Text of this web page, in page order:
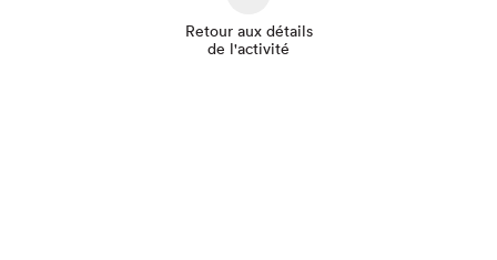
Retour aux détails
de l'activité